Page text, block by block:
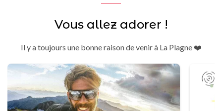
Vous allez adorer !
Il y a toujours une bonne raison de venir à La Plagne ❤️